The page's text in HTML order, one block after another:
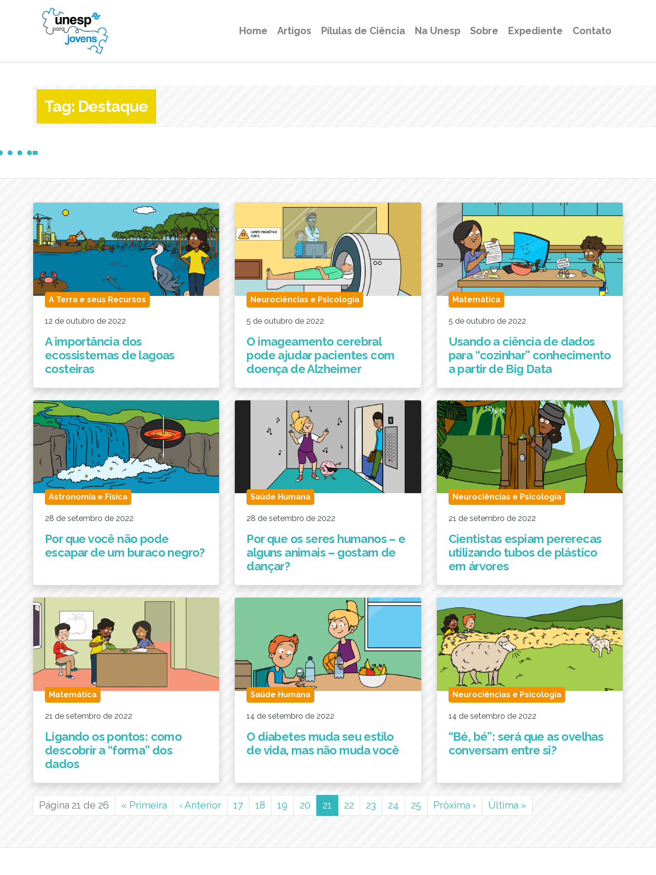
Home Artigos Pílulas de Ciência Na Unesp Sobre Expediente Contato
Tag: Destaque
A Terra e seus Recursos
12 de outubro de 2022
A importância dos
ecossistemas de lagoas
costeiras
Neurociências e Psicologia
5 de outubro de 2022
O imageamento cerebral
pode ajudar pacientes com
doença de Alzheimer
Matemática
5 de outubro de 2022
Usando a ciência de dados
para “cozinhar” conhecimento
a partir de Big Data
Astronomia e Física
28 de setembro de 2022
Por que você não pode
escapar de um buraco negro?
Saúde Humana
28 de setembro de 2022
Por que os seres humanos – e
alguns animais – gostam de
dançar?
Neurociências e Psicologia
21 de setembro de 2022
Cientistas espiam pererecas
utilizando tubos de plástico
em árvores
Matemática
21 de setembro de 2022
Ligando os pontos: como
descobrir a “forma” dos
dados
Saúde Humana
14 de setembro de 2022
O diabetes muda seu estilo
de vida, mas não muda você
Neurociências e Psicologia
14 de setembro de 2022
“Bé, bé”: será que as ovelhas
conversam entre si?
Página 21 de 26 « Primeira ‹ Anterior 17 18 19 20 21 (current)
22 23 24 25 Próxima › Última »